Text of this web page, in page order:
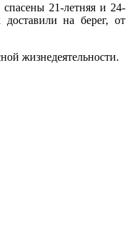
21-летняя и 24-
на берег, от
жизнедеятельности.